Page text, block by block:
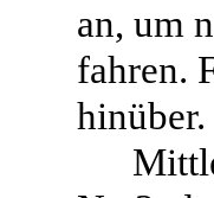
an, um
fahren.
hinüber.